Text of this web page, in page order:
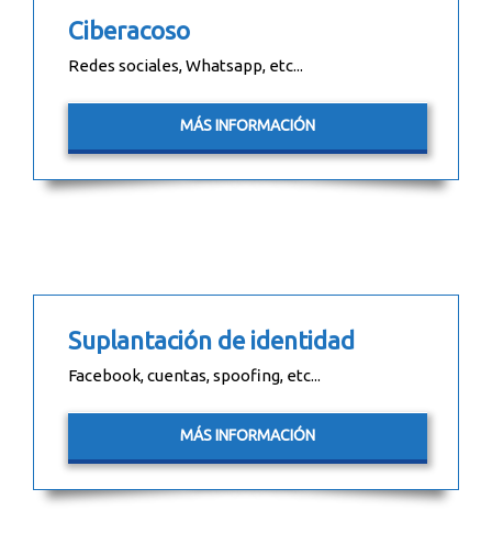
Ciberacoso
Redes sociales, Whatsapp, etc...
MÁS INFORMACIÓN
Suplantación de identidad
Facebook, cuentas, spoofing, etc...
MÁS INFORMACIÓN